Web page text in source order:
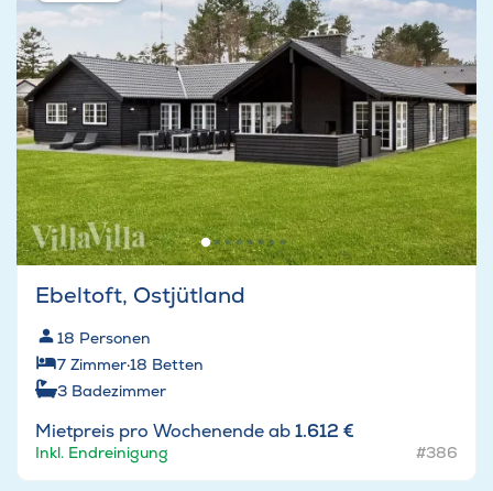
Ebeltoft, Ostjütland
18 Personen
7 Zimmer·18 Betten
3 Badezimmer
Mietpreis pro Wochenende ab1.612 €
Inkl. Endreinigung #386